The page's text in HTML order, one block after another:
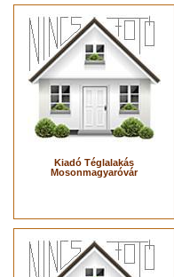
Kiadó Téglalakás
Mosonmagyaróvár